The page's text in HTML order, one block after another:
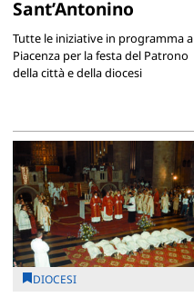
Sant’Antonino
Tutte le iniziative in programma a
Piacenza per la festa del Patrono
della città e della diocesi
DIOCESI